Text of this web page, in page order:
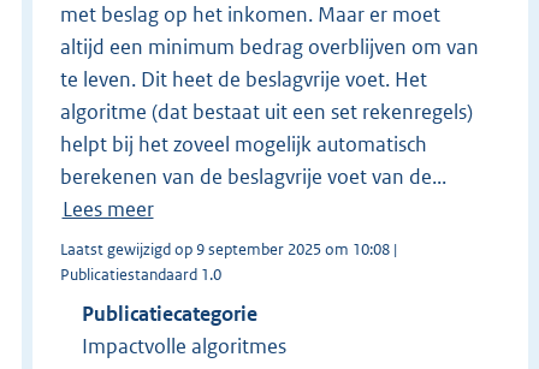
met beslag op het inkomen. Maar er moet
altijd een minimum bedrag overblijven om van
te leven. Dit heet de beslagvrije voet. Het
algoritme (dat bestaat uit een set rekenregels)
helpt bij het zoveel mogelijk automatisch
berekenen van de beslagvrije voet van de...
Lees meer
Laatst gewijzigd op 9 september 2025 om 10:08 |
Publicatiestandaard 1.0
Publicatiecategorie
Impactvolle algoritmes